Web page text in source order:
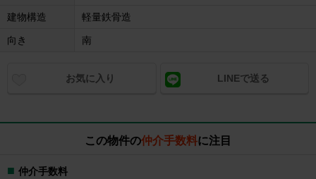
建物構造 軽量鉄骨造
向き 南
お気に入り LINEで送る
この物件の仲介手数料に注目
仲介手数料